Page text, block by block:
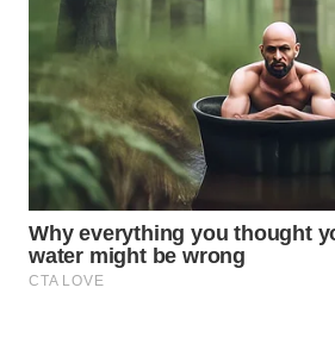
Wahana
Network
KONSUMEN
LISTRIK
MASYARAKAT
KELISTRIKAN